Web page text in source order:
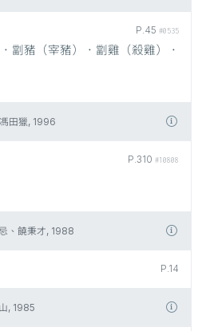
P.45 #0535
劏豬（宰豬）．劏雞（殺雞）．
馮田獵, 1996
P.310 #10808
、饒秉才, 1988
P.14
, 1985